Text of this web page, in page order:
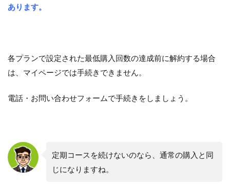
あります。
各プランで設定された最低購入回数の達成前に解約する場合
は、マイページでは手続きできません。
電話・お問い合わせフォームで手続きをしましょう。
定期コースを続けないのなら、通常の購入と同
じになりますね。